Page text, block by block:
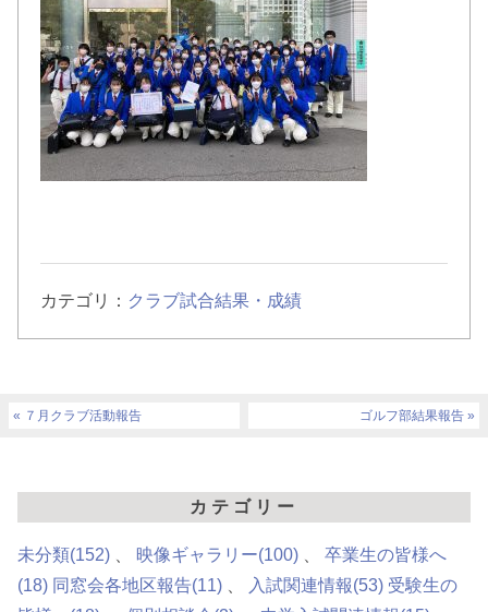
カテゴリ： クラブ試合結果・成績
７月クラブ活動報告 ゴルフ部結果報告
カテゴリー
未分類(152) 映像ギャラリー(100)
卒業生の皆様へ
(18) 同窓会各地区報告(11) 入試関連情報(53) 受験生の